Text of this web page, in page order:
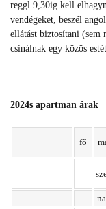
reggl 9,30ig kell
vendégeket, beszél
ellátást biztosítani (sem
csinálnak egy közös
2024s apartman árak
fő